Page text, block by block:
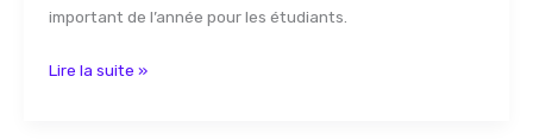
important de l’année pour les étudiants.
Lire la suite »